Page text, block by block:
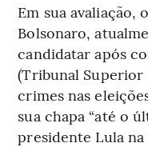
Em sua avaliação,
Bolsonaro,
candidatar após
(Tribunal Superior
crimes nas
sua chapa “até o
presidente Lula na